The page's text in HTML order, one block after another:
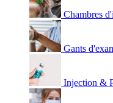
Chambres
Gants
Injection &